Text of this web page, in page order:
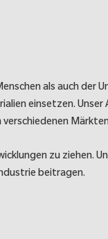
als auch der
einsetzen. Unser
zu ziehen.
beitragen.